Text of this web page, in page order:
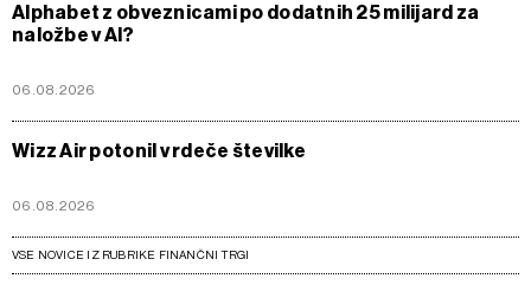
Alphabet z obveznicami po dodatnih 25 milijard za
naložbe v AI?
06.08.2026
Wizz Air potonil v rdeče številke
06.08.2026
VSE NOVICE IZ RUBRIKE FINANČNI TRGI